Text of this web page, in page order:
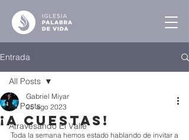
Entrada
All Posts
Atravesando El Valle
All Posts
¡A Cuestas!
Gabriel Miyar
25 ago 2023
Toda la semana hemos estado hablando de invitar a